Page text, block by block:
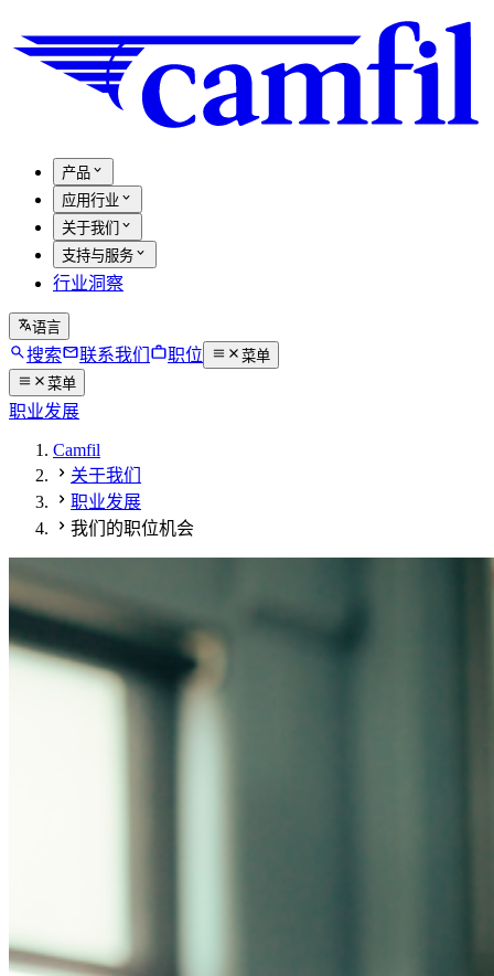
产品
应用行业
关于我们
支持与服务
行业洞察
语言
搜索 联系我们 职位
菜单
菜单
职业发展
Camfil
关于我们
职业发展
我们的职位机会